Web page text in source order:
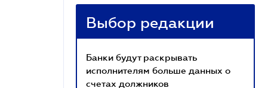
Выбор редакции
Банки будут раскрывать
исполнителям больше данных о
счетах должников